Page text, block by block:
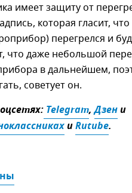
имеет защиту от
которая гласит, что
перегрелся и
что даже небольшой
в дальнейшем,
советует он.
Telegram,Дзени
иRutube.